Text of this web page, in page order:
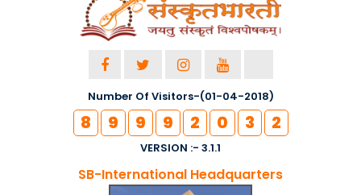
Number Of Visitors-(01-04-2018)
8 9 9 9 2 0 3 2
VERSION :- 3.1.1
SB-International Headquarters